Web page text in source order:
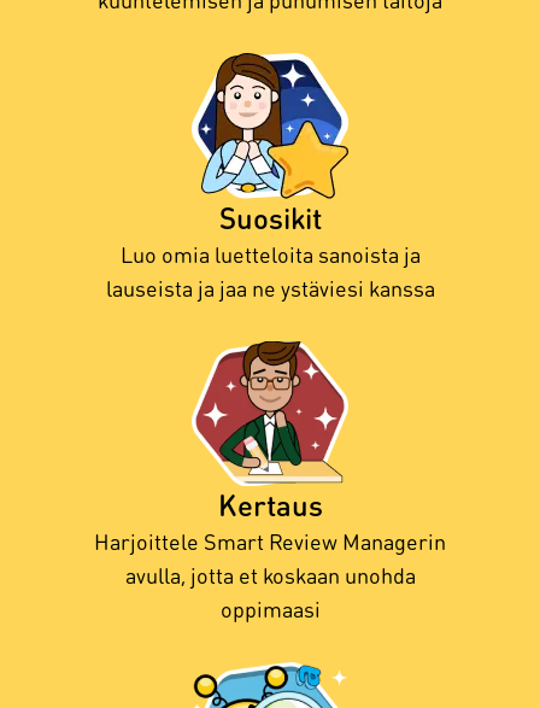
Suosikit
Luo omia luetteloita sanoista ja
lauseista ja jaa ne ystäviesi kanssa
Kertaus
Harjoittele Smart Review Managerin
avulla, jotta et koskaan unohda
oppimaasi